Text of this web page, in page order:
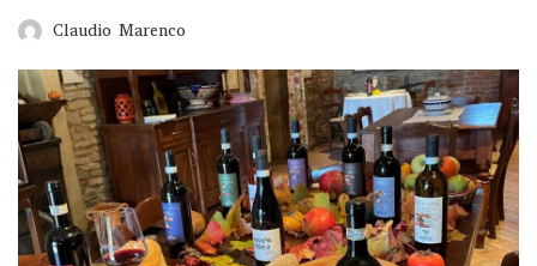
Claudio Marenco